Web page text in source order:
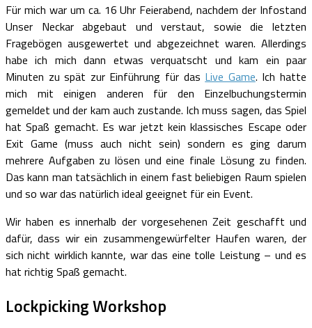
Für mich war um ca. 16 Uhr Feierabend, nachdem der Infostand
Unser Neckar abgebaut und verstaut, sowie die letzten
Fragebögen ausgewertet und abgezeichnet waren. Allerdings
habe ich mich dann etwas verquatscht und kam ein paar
Minuten zu spät zur Einführung für das Live Game. Ich hatte
mich mit einigen anderen für den Einzelbuchungstermin
gemeldet und der kam auch zustande. Ich muss sagen, das Spiel
hat Spaß gemacht. Es war jetzt kein klassisches Escape oder
Exit Game (muss auch nicht sein) sondern es ging darum
mehrere Aufgaben zu lösen und eine finale Lösung zu finden.
Das kann man tatsächlich in einem fast beliebigen Raum spielen
und so war das natürlich ideal geeignet für ein Event.
Wir haben es innerhalb der vorgesehenen Zeit geschafft und
dafür, dass wir ein zusammengewürfelter Haufen waren, der
sich nicht wirklich kannte, war das eine tolle Leistung – und es
hat richtig Spaß gemacht.
Lockpicking Workshop